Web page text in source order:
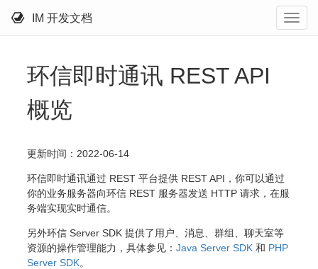
IM 开发文档
环信即时通讯 REST API
概览
更新时间：2022-06-14
环信即时通讯通过 REST 平台提供 REST API，你可以通过
你的业务服务器向环信 REST 服务器发送 HTTP 请求，在服
务端实现实时通信。
另外环信 Server SDK 提供了用户、消息、群组、聊天室等
资源的操作管理能力，具体参见： Java Server SDK 和 PHP
Server SDK。